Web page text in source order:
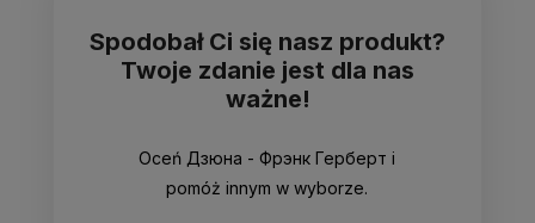
Spodobał Ci się nasz produkt?
Twoje zdanie jest dla nas
ważne!
Oceń Дзюна - Фрэнк Герберт i
pomóż innym w wyborze.